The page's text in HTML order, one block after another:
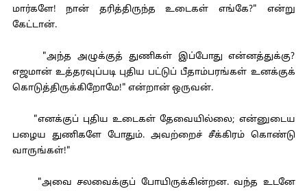
மார்களே! நான் தரித்திருந்த உடைகள் எங்கே?" என்று
கேட்டான்.
"அந்த அழுக்குத் துணிகள் இப்போது என்னத்துக்கு?
எஜமான் உத்தரவுப்படி புதிய பட்டுப் பீதாம்பரங்கள் உனக்குக்
கொடுத்திருக்கிறோமே!" என்றான் ஒருவன்.
"எனக்குப் புதிய உடைகள் தேவையில்லை; என்னுடைய
பழைய துணிகளே போதும். அவற்றைச் சீக்கிரம் கொண்டு
வாருங்கள்!"
"அவை சலவைக்குப் போயிருக்கின்றன. வந்த உடனே